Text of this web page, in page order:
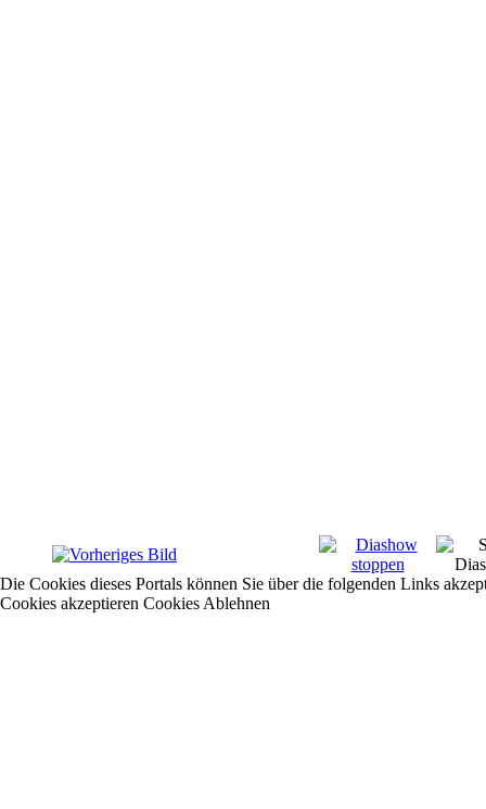
Die Cookies dieses Portals können Sie über die folgenden Links
Cookies akzeptieren Cookies Ablehnen